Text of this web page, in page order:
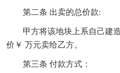
第二条 出卖的总价款:
甲方将该地块上系自己建
价￥ 万元卖给乙方。
第三条 付款方式：